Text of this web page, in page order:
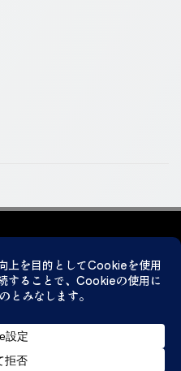
技術高等学校